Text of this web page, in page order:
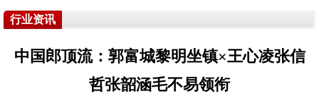
行业资讯
中国郎顶流：郭富城黎明坐镇×王心凌张信
哲张韶涵毛不易领衔